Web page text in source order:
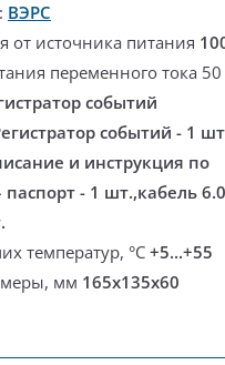
ВЭРС
от источника питания
переменного тока 50
событий
событий - 1
и инструкция по
паспорт - 1 шт.,кабель
температур, °С +5...+55
мм 165х135х60